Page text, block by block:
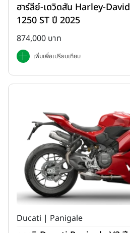
ฮาร์ลีย์-เดวิดสัน Harley-
1250 ST ปี 2025
874,000 บาท
เพิ่มเพื่อเปรียบเทียบ
Ducati | Panigale